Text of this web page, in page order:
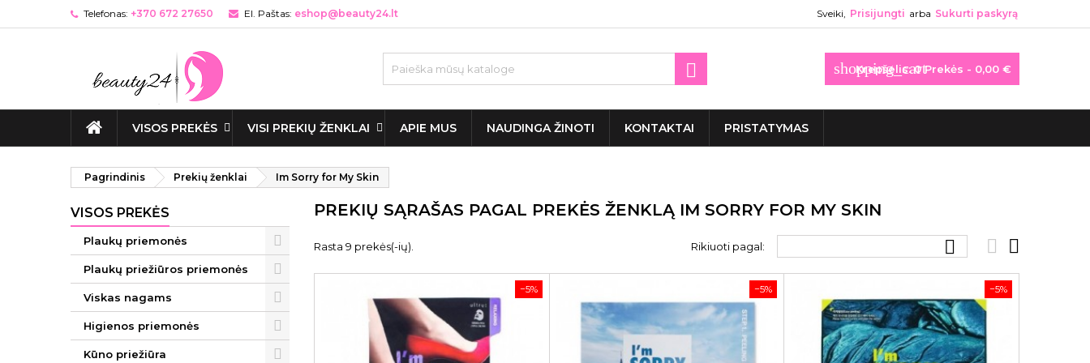
Telefonas: +370 672 27650 El. Paštas: eshop@beauty24.lt Sveiki, Prisijungti arba Sukurti paskyrą
shopping_cart
Krepšelis: 0Prekės - 0,00 €

VISOS PREKĖS VISI PREKIŲ ŽENKLAI APIE MUS NAUDINGA ŽINOTI KONTAKTAI PRISTATYMAS
Pagrindinis Prekių ženklai Im Sorry for My Skin
VISOS PREKĖS
Plaukų priemonės
Plaukų priežiūros priemonės
Viskas nagams
Higienos priemonės
Kūno priežiūra
PREKIŲ SĄRAŠAS PAGAL PREKĖS ŽENKLĄ IM SORRY FOR MY SKIN
Rasta 9 prekės(-ių). Rikiuoti pagal:   
−5% −5% −5%